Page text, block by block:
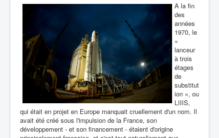
A la fin
des
années
1970, le
«
lanceur
à trois
étages
de
substitut
ion », ou
LIIIS,
qui était en projet en Europe manquait cruellement d'un nom. Il
avait été créé sous l'impulsion de la France, son
développement - et son financement - étaient d'origine